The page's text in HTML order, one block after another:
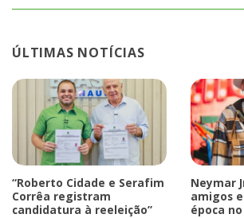
ÚLTIMAS NOTÍCIAS
“Roberto Cidade e Serafim
Corrêa registram
candidatura à reeleição”
Neymar
amigos
época